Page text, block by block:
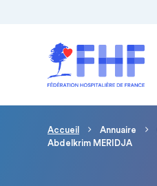
Fil d'Ariane
Accueil Annuaire
Abdelkrim MERIDJA